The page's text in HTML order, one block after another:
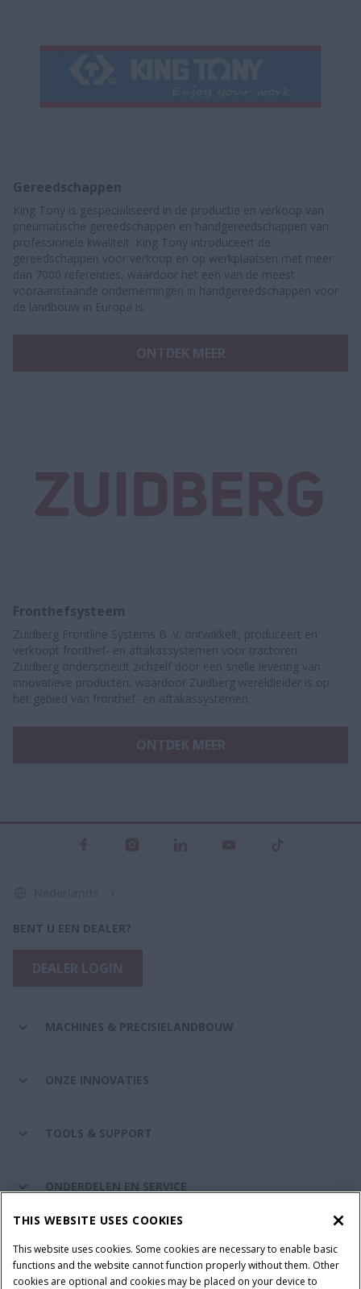
Gereedschappen
King Tony is gespecialiseerd in de productie en verkoop van
pneumatische gereedschappen en handgereedschappen van
professionele kwaliteit. King Tony introduceert de
gereedschappen voor verkoop en op werkplaatsen met meer
dan 7000 referenties, waardoor het een van de meest
vooraanstaande ondernemingen in handgereedschappen voor
de landbouw in Europa is.
Fronthefsysteem
Zuidberg Frontline Systems B. V. ontwikkelt, produceert en
verkoopt fronthef- en aftakassystemen voor tractoren.
Zuidberg onderscheidt zichzelf door een snelle levering van
innovatieve producten, waardoor Zuidberg wereldleider is op
het gebied van fronthef- en aftakassystemen.
BENT U EEN DEALER?
MACHINES & PRECISIELANDBOUW
ONZE INNOVATIES
TOOLS & SUPPORT
ONDERDELEN EN SERVICE
THIS WEBSITE USES COOKIES
This website uses cookies. Some cookies are necessary to enable basic
functions and the website cannot function properly without them. Other
cookies are optional and cookies may be placed on your device to